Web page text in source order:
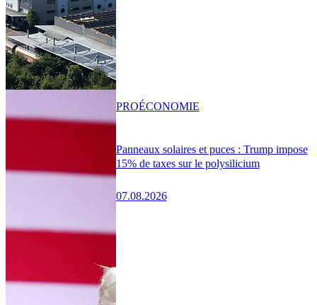
Panneaux solaires et puces : Trump impose
15% de taxes sur le polysilicium
07.08.2026
PROÉCONOMIE